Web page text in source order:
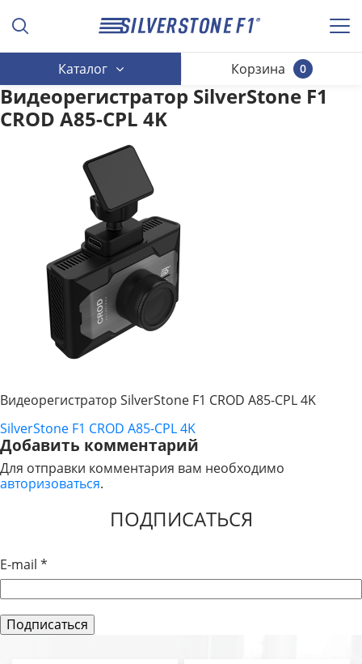
Каталог 0
Корзина
Видеорегистратор SilverStone F1
CROD A85-CPL 4K
Видеорегистратор SilverStone F1 CROD A85-CPL 4K
НАВИГАЦИЯ
ПО
ЗАПИСЯМ
SilverStone F1 CROD A85-CPL 4K
Добавить комментарий
Для отправки комментария вам необходимо
авторизоваться.
ПОДПИСАТЬСЯ
E-mail *